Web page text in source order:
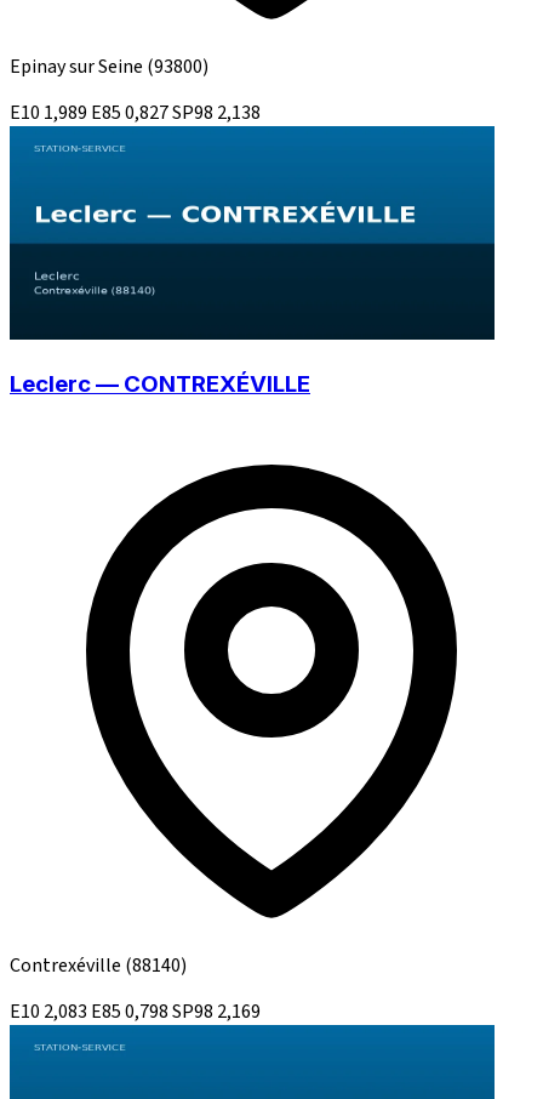
Epinay sur Seine (93800)
E10 1,989 E850,827SP98 2,138
Leclerc — CONTREXÉVILLE
Contrexéville (88140)
E10 2,083 E850,798SP98 2,169